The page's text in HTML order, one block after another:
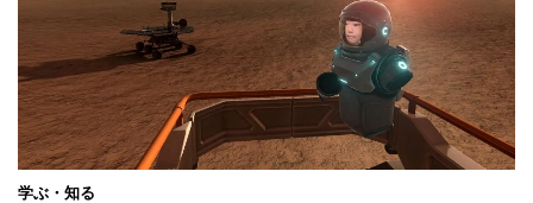
学ぶ・知る